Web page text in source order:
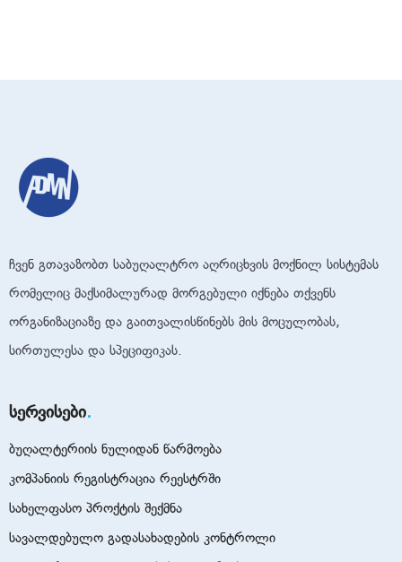
ჩვენ გთავაზობთ საბუღალტრო აღრიცხვის მოქნილ სისტემას
რომელიც მაქსიმალურად მორგებული იქნება თქვენს
ორგანიზაციაზე და გაითვალისწინებს მის მოცულობას,
სირთულესა და სპეციფიკას.
სერვისები
ბუღალტერიის ნულიდან წარმოება
კომპანიის რეგისტრაცია რეესტრში
სახელფასო პროქტის შექმნა
სავალდებულო გადასახადების კონტროლი